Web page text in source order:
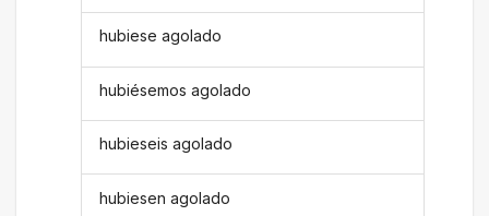
hubiese agolado
hubiésemos agolado
hubieseis agolado
hubiesen agolado